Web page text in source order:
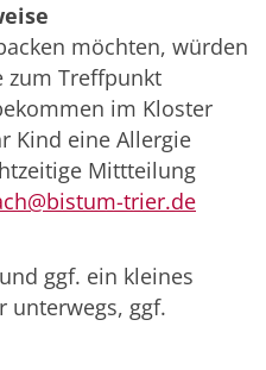
möchten, würden
zum Treffpunkt
im Kloster
Kind eine Allergie
Mittteilung
trier.de
ggf. ein kleines
unterwegs, ggf.